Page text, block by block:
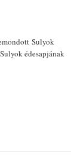
Sulyok
édesapjának